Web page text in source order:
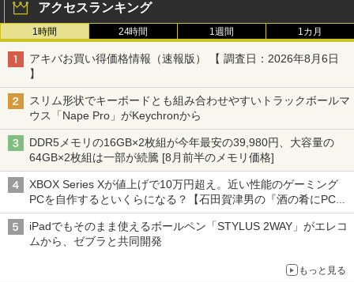
アクセスランキング
1時間 24時間 1週間 1カ月
アキバお買い得価格情報（速報版） 【 調査日：2026年8月6日
】
スリム形状でキーボードとも組み合わせやすいトラックボールマ
ウス「Nape Pro」がKeychronから
DDR5メモリの16GB×2枚組が今年最安の39,980円、大容量の
64GB×2枚組は一部が続騰 [8月前半のメモリ価格]
XBOX Series Xが値上げで10万円超え。近い性能のゲーミング
PCを自作するといくらになる？【石田賀津男の『酒の肴にPCゲ
ーム』】
iPadでもそのまま使えるボールペン「STYLUS 2WAY」がエレコ
ムから、ゼブラと共同開発
もっと見る